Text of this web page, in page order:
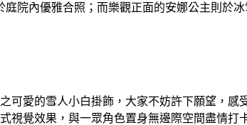
院內優雅合照；而樂觀正面的安娜公主則於
愛的雪人小白掛飾，大家不妨許下願望，感
視覺效果，與一眾角色置身無邊際空間盡情打